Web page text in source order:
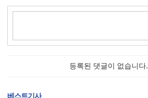
등록된 댓글이 없습니다.
베스트기사